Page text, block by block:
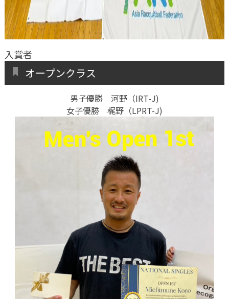
入賞者
オープンクラス
男子優勝 河野（IRT-J)
女子優勝 梶野（LPRT-J)